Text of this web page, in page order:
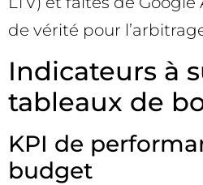
de vérité pour
Indicateurs à
tableaux de
KPI de
budget